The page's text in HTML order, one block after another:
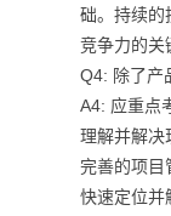
础。持续的
竞争力的关
Q4: 除了产
A4: 应重点
理解并解决
完善的项目
快速定位并